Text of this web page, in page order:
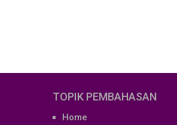
TOPIK PEMBAHASAN
Home